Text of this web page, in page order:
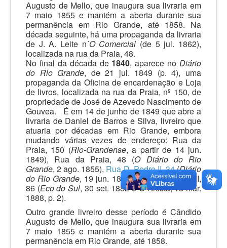
Augusto de Mello, que inaugura sua livraria em
7 maio 1855 e mantém a aberta durante sua
permanência em Rio Grande, até 1858. Na
década seguinte, há uma propaganda da livraria
de J. A. Leite n´O Comercial (de 5 jul. 1862),
localizada na rua da Praia, 48.
No final da década de 1840, aparece no Diário
do Rio Grande, de 21 jul. 1849 (p. 4), uma
propaganda da Oficina de encardenação e Loja
de livros, localizada na rua da Praia, nº 150, de
propriedade de José de Azevedo Nascimento de
Gouvea. É em 14 de junho de 1849 que abre a
livraria de Daniel de Barros e Silva, livreiro que
atuaria por décadas em Rio Grande, embora
mudando várias vezes de endereço: Rua da
Praia, 150 (Rio-Grandense, a partir de 14 jun.
1849), Rua da Praia, 48 (O Diário do Rio
Grande, 2 ago. 1855), Rua D. Pedro II, 34(Diário
do Rio Grande, 19 jun. 1878) e Rua D. Pedro II,
86 (Eco do Sul, 30 set. 1882 e O Artista, 13 mar.
1888, p. 2).
Outro grande livreiro desse período é Cândido
Augusto de Mello, que inaugura sua livraria em
7 maio 1855 e mantém a aberta durante sua
permanência em Rio Grande, até 1858.